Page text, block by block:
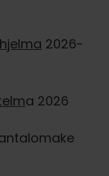
2026-
a 2026